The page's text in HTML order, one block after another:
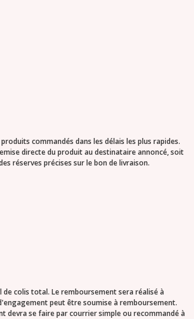
commandés dans les délais les plus rapides.
directe du produit au destinataire annoncé, soit
réserves précises sur le bon de livraison.
colis total. Le remboursement sera réalisé à
peut être soumise à remboursement.
devra se faire par courrier simple ou recommandé à